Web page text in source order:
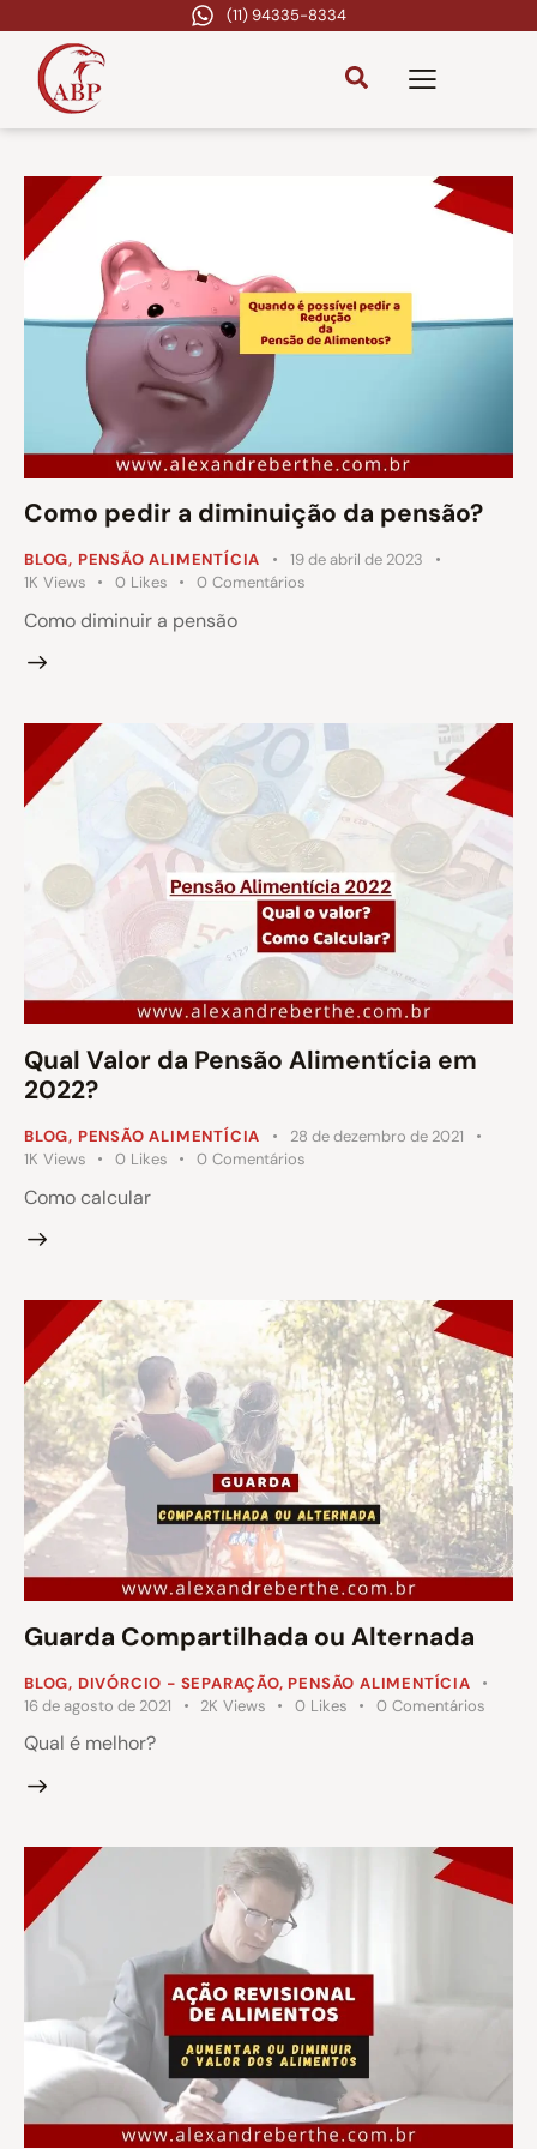
(11) 94335-8334
Como pedir a diminuição da pensão?
BLOG, PENSÃO ALIMENTÍCIA
19 de abril de 2023
1K Views 0 Likes 0 Comentários
Como diminuir a pensão
Qual Valor da Pensão Alimentícia em
2022?
BLOG, PENSÃO ALIMENTÍCIA
28 de dezembro de 2021
1K Views 0 Likes 0 Comentários
Como calcular
Guarda Compartilhada ou Alternada
BLOG, DIVÓRCIO - SEPARAÇÃO, PENSÃO ALIMENTÍCIA
16 de agosto de 2021
2K Views 0 Likes 0 Comentários
Qual é melhor?